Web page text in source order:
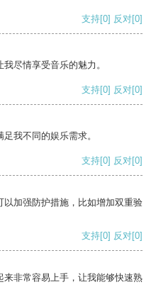
支持[0] 反对[0]
尽情享受音乐的魅力。
支持[0] 反对[0]
我不同的娱乐需求。
支持[0] 反对[0]
加强防护措施，比如增加双重验
支持[0] 反对[0]
非常容易上手，让我能够快速熟